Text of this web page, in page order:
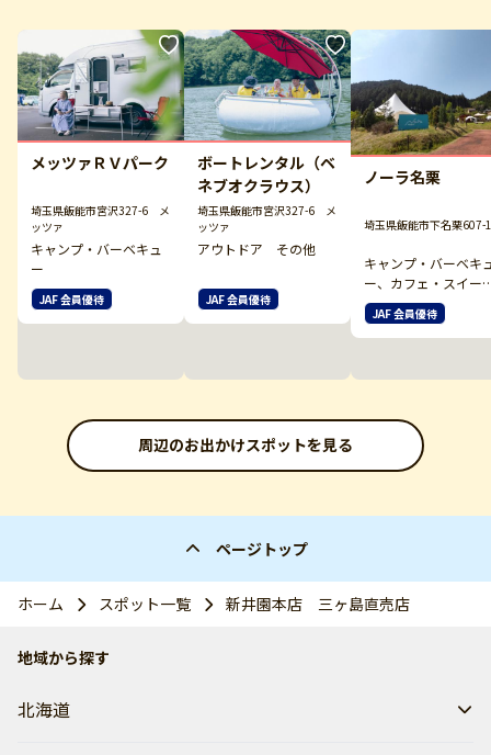
メッツァＲＶパーク
埼玉県飯能市宮沢327-6 メ
ッツァ
キャンプ・バーベキュ
ー
JAF 会員優待
ボートレンタル（ベ
ネブオクラウス）
埼玉県飯能市宮沢327-6 メ
ッツァ
アウトドア その他
JAF 会員優待
ノーラ名栗
埼玉県飯能市下名栗607-1
キャンプ・バーベキ
ー、カフェ・スイー
ツ、キャンプ場
JAF 会員優待
周辺のお出かけスポットを見る
ページトップ
ホーム スポット一覧 新井園本店 三ヶ島直売店
地域から探す
北海道